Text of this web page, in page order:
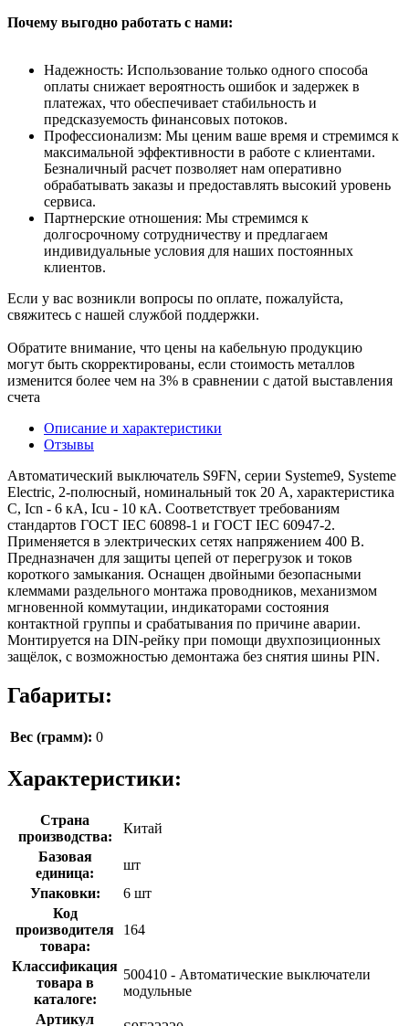
Почему выгодно работать с нами:
Надежность: Использование только одного способа
оплаты снижает вероятность ошибок и задержек в
платежах, что обеспечивает стабильность и
предсказуемость финансовых потоков.
Профессионализм: Мы ценим ваше время и стремимся к
максимальной эффективности в работе с клиентами.
Безналичный расчет позволяет нам оперативно
обрабатывать заказы и предоставлять высокий уровень
сервиса.
Партнерские отношения: Мы стремимся к
долгосрочному сотрудничеству и предлагаем
индивидуальные условия для наших постоянных
клиентов.
Если у вас возникли вопросы по оплате, пожалуйста,
свяжитесь с нашей службой поддержки.
Обратите внимание, что цены на кабельную продукцию
могут быть скорректированы, если стоимость металлов
изменится более чем на 3% в сравнении с датой выставления
счета
Описание и характеристики
Отзывы
Автоматический выключатель S9FN, серии Systeme9, Systeme
Electric, 2-полюсный, номинальный ток 20 А, характеристика
C, Icn - 6 кА, Icu - 10 кА. Соответствует требованиям
стандартов ГОСТ IEC 60898-1 и ГОСТ IEC 60947-2.
Применяется в электрических сетях напряжением 400 В.
Предназначен для защиты цепей от перегрузок и токов
короткого замыкания. Оснащен двойными безопасными
клеммами раздельного монтажа проводников, механизмом
мгновенной коммутации, индикаторами состояния
контактной группы и срабатывания по причине аварии.
Монтируется на DIN-рейку при помощи двухпозиционных
защёлок, с возможностью демонтажа без снятия шины PIN.
Габариты:
Вес (грамм): 0
Характеристики:
Страна
производства:
Китай
Базовая
единица:
шт
Упаковки:
6 шт
Код
производителя
товара:
164
Классификация
товара в
каталоге:
500410 - Автоматические выключатели
модульные
Артикул